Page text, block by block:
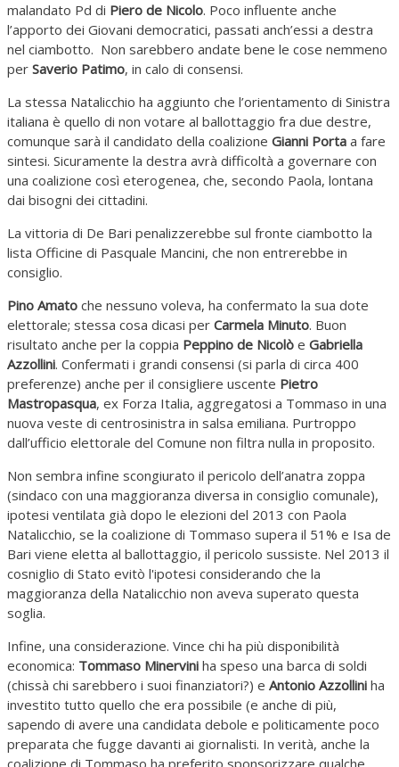
malandato Pd di Piero de Nicolo. Poco influente anche
l’apporto dei Giovani democratici, passati anch’essi a destra
nel ciambotto. Non sarebbero andate bene le cose nemmeno
per Saverio Patimo, in calo di consensi.
La stessa Natalicchio ha aggiunto che l’orientamento di Sinistra
italiana è quello di non votare al ballottaggio fra due destre,
comunque sarà il candidato della coalizione Gianni Porta a fare
sintesi. Sicuramente la destra avrà difficoltà a governare con
una coalizione così eterogenea, che, secondo Paola, lontana
dai bisogni dei cittadini.
La vittoria di De Bari penalizzerebbe sul fronte ciambotto la
lista Officine di Pasquale Mancini, che non entrerebbe in
consiglio.
Pino Amato che nessuno voleva, ha confermato la sua dote
elettorale; stessa cosa dicasi per Carmela Minuto. Buon
risultato anche per la coppia Peppino de Nicolò e Gabriella
Azzollini. Confermati i grandi consensi (si parla di circa 400
preferenze) anche per il consigliere uscente Pietro
Mastropasqua, ex Forza Italia, aggregatosi a Tommaso in una
nuova veste di centrosinistra in salsa emiliana. Purtroppo
dall’ufficio elettorale del Comune non filtra nulla in proposito.
Non sembra infine scongiurato il pericolo dell’anatra zoppa
(sindaco con una maggioranza diversa in consiglio comunale),
ipotesi ventilata già dopo le elezioni del 2013 con Paola
Natalicchio, se la coalizione di Tommaso supera il 51% e Isa de
Bari viene eletta al ballottaggio, il pericolo sussiste. Nel 2013 il
cosniglio di Stato evitò l'ipotesi considerando che la
maggioranza della Natalicchio non aveva superato questa
soglia.
Infine, una considerazione. Vince chi ha più disponibilità
economica: Tommaso Minervini ha speso una barca di soldi
(chissà chi sarebbero i suoi finanziatori?) e Antonio Azzollini ha
investito tutto quello che era possibile (e anche di più,
sapendo di avere una candidata debole e politicamente poco
preparata che fugge davanti ai giornalisti. In verità, anche la
coalizione di Tommaso ha preferito sponsorizzare qualche